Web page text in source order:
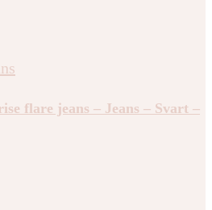
flare jeans – Jeans – Svart –